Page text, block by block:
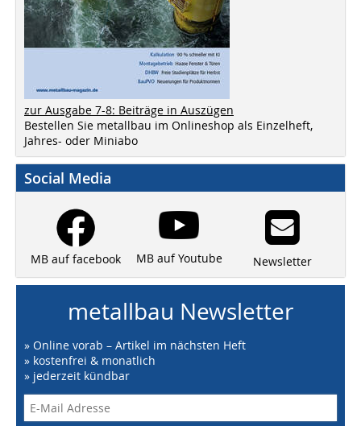
zur Ausgabe 7-8: Beiträge in Auszügen
Bestellen Sie metallbau im Onlineshop als Einzelheft,
Jahres- oder Miniabo
Social Media
MB auf facebook MB auf Youtube Newsletter
metallbau Newsletter
» Online vorab – Artikel im nächsten Heft
» kostenfrei & monatlich
» jederzeit kündbar